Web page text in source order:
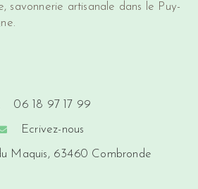
savonnerie artisanale dans le Puy-
06 18 97 17 99
Ecrivez-nous
Maquis, 63460 Combronde